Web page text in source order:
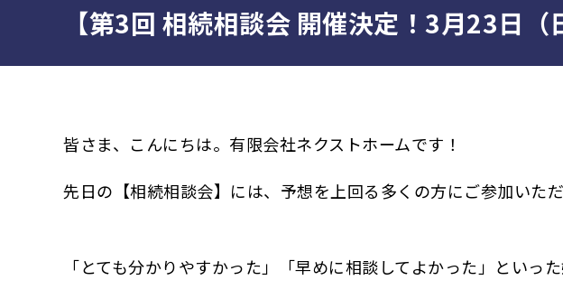
【第3回 相続相談会 開催決定！3月23日（
皆さま、こんにちは。有限会社ネクストホームです！
先日の【相続相談会】には、予想を上回る多くの方にご参加いた
「とても分かりやすかった」「早めに相談してよかった」といっ